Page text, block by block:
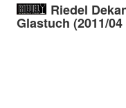
Riedel
Glastuch (2011/